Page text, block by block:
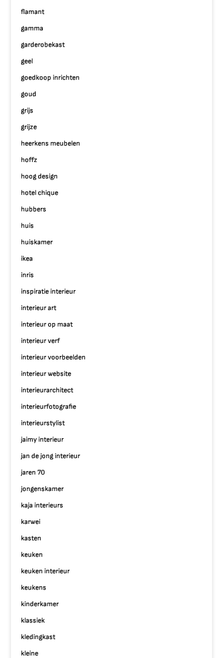
flamant
gamma
garderobekast
geel
goedkoop inrichten
goud
grijs
grijze
heerkens meubelen
hoffz
hoog design
hotel chique
hubbers
huis
huiskamer
ikea
inris
inspiratie interieur
interieur art
interieur op maat
interieur verf
interieur voorbeelden
interieur website
interieurarchitect
interieurfotografie
interieurstylist
jaimy interieur
jan de jong interieur
jaren 70
jongenskamer
kaja interieurs
karwei
kasten
keuken
keuken interieur
keukens
kinderkamer
klassiek
kledingkast
kleine